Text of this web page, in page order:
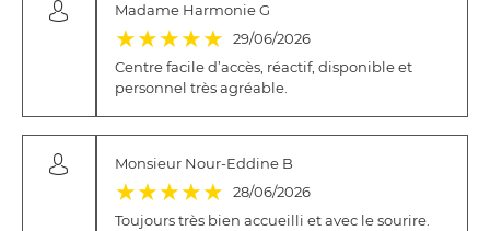
Madame Harmonie G
(*)
★ (*)
★ (*)
★ (*)
★ (*)
★
29/06/2026
Centre facile d’accès, réactif, disponible et
personnel très agréable.
Monsieur Nour-Eddine B
(*)
★ (*)
★ (*)
★ (*)
★ (*)
★
28/06/2026
Toujours très bien accueilli et avec le sourire.